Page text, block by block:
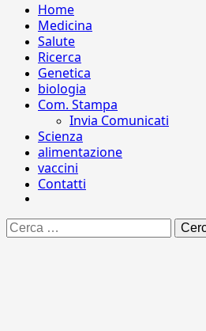
Home
Medicina
Salute
Ricerca
Genetica
biologia
Com. Stampa
Invia Comunicati
Scienza
alimentazione
vaccini
Contatti
Ricerca
per: